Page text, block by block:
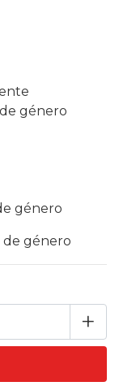
género
género
de género
+